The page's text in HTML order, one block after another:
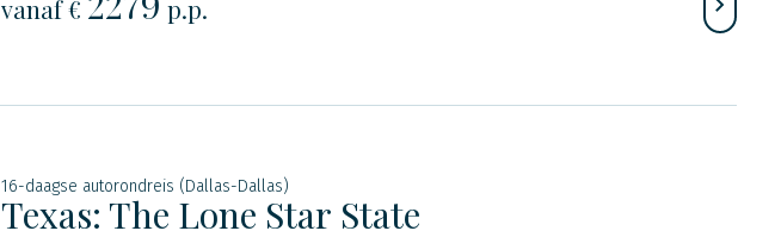
vanaf € p.p.
16-daagse autorondreis (Dallas-Dallas)
Texas: The Lone Star State